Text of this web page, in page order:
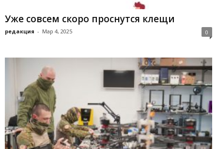
Уже совсем скоро проснутся клещи
редакция - Мар 4, 2025 0